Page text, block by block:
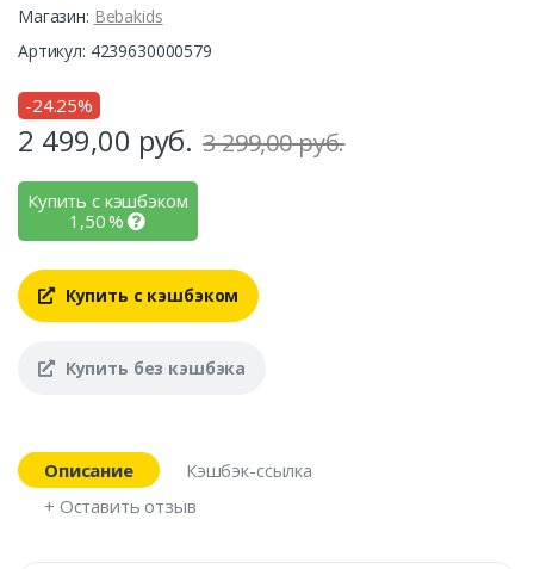
Магазин: Bebakids
Артикул: 4239630000579
-24.25%
2 499,00 руб. 3 299,00 руб.
Купить с кэшбэком
1,50%
Купить с кэшбэком
Купить без кэшбэка
Описание
Кэшбэк-ссылка
+ Оставить отзыв